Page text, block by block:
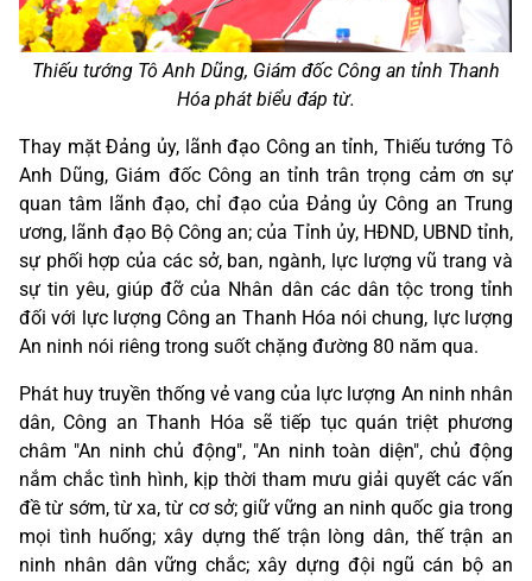
Thiếu tướng Tô Anh Dũng, Giám đốc Công an tỉnh Thanh
Hóa phát biểu đáp từ.
Thay mặt Đảng ủy, lãnh đạo Công an tỉnh, Thiếu tướng Tô
Anh Dũng, Giám đốc Công an tỉnh trân trọng cảm ơn sự
quan tâm lãnh đạo, chỉ đạo của Đảng ủy Công an Trung
ương, lãnh đạo Bộ Công an; của Tỉnh ủy, HĐND, UBND tỉnh,
sự phối hợp của các sở, ban, ngành, lực lượng vũ trang và
sự tin yêu, giúp đỡ của Nhân dân các dân tộc trong tỉnh
đối với lực lượng Công an Thanh Hóa nói chung, lực lượng
An ninh nói riêng trong suốt chặng đường 80 năm qua.
Phát huy truyền thống vẻ vang của lực lượng An ninh nhân
dân, Công an Thanh Hóa sẽ tiếp tục quán triệt phương
châm "An ninh chủ động", "An ninh toàn diện", chủ động
nắm chắc tình hình, kịp thời tham mưu giải quyết các vấn
đề từ sớm, từ xa, từ cơ sở; giữ vững an ninh quốc gia trong
mọi tình huống; xây dựng thế trận lòng dân, thế trận an
ninh nhân dân vững chắc; xây dựng đội ngũ cán bộ an